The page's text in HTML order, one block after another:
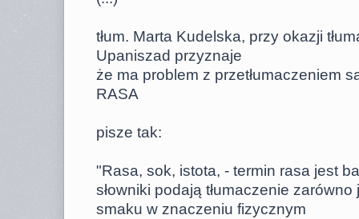
tłum. Marta Kudelska, przy okazji
Upaniszad przyznaje
że ma problem z przetłumaczeniem
RASA
pisze tak:
"Rasa, sok, istota, - termin rasa jest
słowniki podają tłumaczenie
smaku w znaczeniu fizycznym